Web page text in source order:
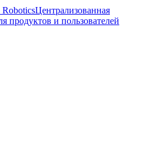
Централизованная
продуктов и пользователей